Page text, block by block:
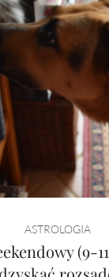
ASTROLOGIA
(9-